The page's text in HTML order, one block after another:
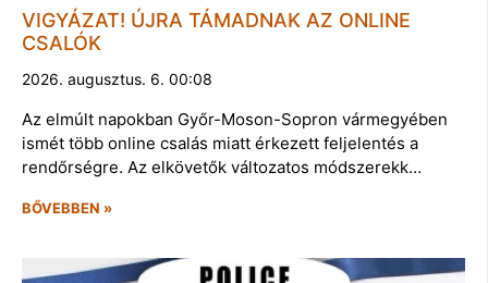
VIGYÁZAT! ÚJRA TÁMADNAK AZ ONLINE
CSALÓK
2026. augusztus. 6. 00:08
Az elmúlt napokban Győr-Moson-Sopron vármegyében
ismét több online csalás miatt érkezett feljelentés a
rendőrségre. Az elkövetők változatos módszerekk…
BŐVEBBEN »